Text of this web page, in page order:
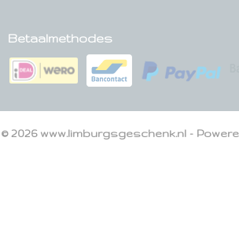
Betaalmethodes
© 2026 www.limburgsgeschenk.nl -